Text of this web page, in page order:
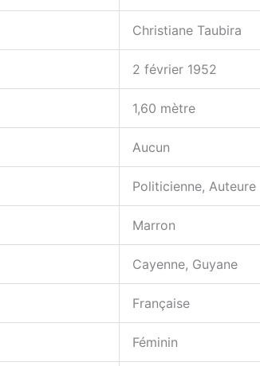
Christiane Taubira
2 février 1952
1,60 mètre
Aucun
Politicienne, Auteure
Marron
Cayenne, Guyane
Française
Féminin